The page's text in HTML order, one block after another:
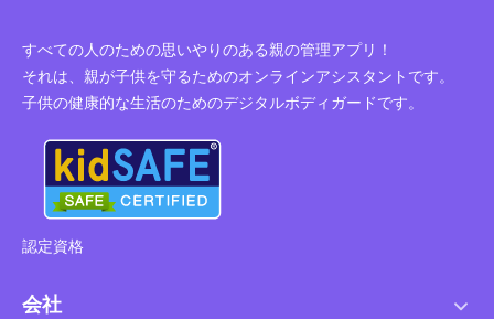
すべての人のための思いやりのある親の管理アプリ！
それは、親が子供を守るためのオンラインアシスタントです。
子供の健康的な生活のためのデジタルボディガードです。
認定資格
会社